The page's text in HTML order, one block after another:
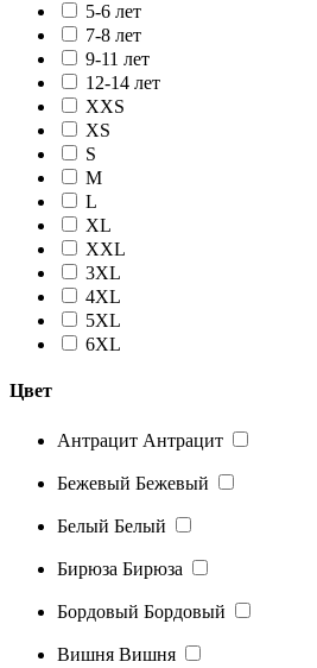
5-6 лет
7-8 лет
9-11 лет
12-14 лет
XXS
XS
S
M
L
XL
XXL
3XL
4XL
5XL
6XL
Цвет
Антрацит Антрацит
Бежевый Бежевый
Белый Белый
Бирюза Бирюза
Бордовый Бордовый
Вишня Вишня